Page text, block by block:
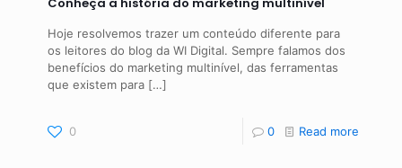
Hoje resolvemos trazer um conteúdo diferente para
os leitores do blog da WI Digital. Sempre falamos dos
benefícios do marketing multinível, das ferramentas
que existem para […]
0 0 Read more